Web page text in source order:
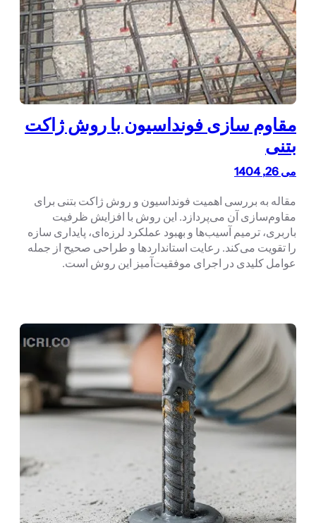
مقاوم سازی فونداسیون با روش ژاکت
بتنی
می 26, 1404
مقاله به بررسی اهمیت فونداسیون و روش ژاکت بتنی برای
مقاوم‌سازی آن می‌پردازد. این روش با افزایش ظرفیت
باربری، ترمیم آسیب‌ها و بهبود عملکرد لرزه‌ای، پایداری سازه
را تقویت می‌کند. رعایت استانداردها و طراحی صحیح از جمله
عوامل کلیدی در اجرای موفقیت‌آمیز این روش است.